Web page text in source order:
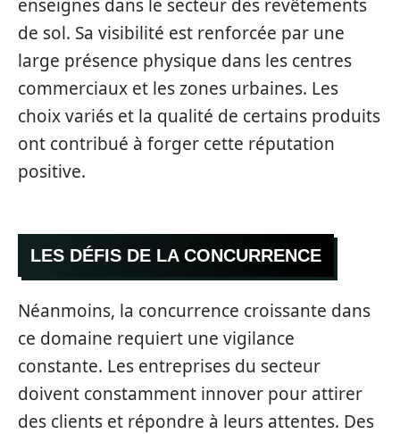
enseignes dans le secteur des revêtements
de sol. Sa visibilité est renforcée par une
large présence physique dans les centres
commerciaux et les zones urbaines. Les
choix variés et la qualité de certains produits
ont contribué à forger cette réputation
positive.
LES DÉFIS DE LA CONCURRENCE
Néanmoins, la concurrence croissante dans
ce domaine requiert une vigilance
constante. Les entreprises du secteur
doivent constamment innover pour attirer
des clients et répondre à leurs attentes. Des